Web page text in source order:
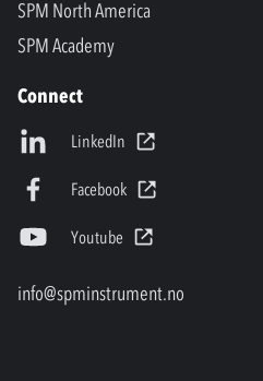
SPM North America
SPM Academy
Connect
LinkedIn
Facebook
Youtube
info@spminstrument.no